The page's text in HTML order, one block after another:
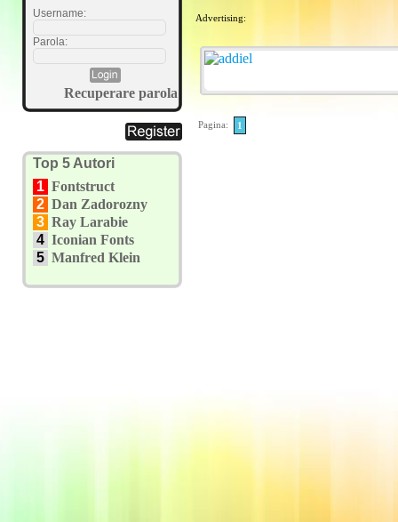
Username:
Parola:
Recuperare parola
Top 5 Autori
1 Fontstruct
2 Dan Zadorozny
3 Ray Larabie
4 Iconian Fonts
5 Manfred Klein
Advertising:
Pagina: 1